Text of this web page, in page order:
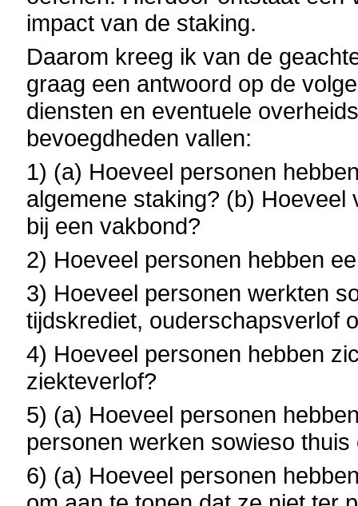
impact van de staking.
Daarom kreeg ik van de
graag een antwoord op de
diensten en eventuele
bevoegdheden vallen:
1) (a) Hoeveel personen
algemene staking? (b)
bij een vakbond?
2) Hoeveel personen hebben
3) Hoeveel personen werkten
tijdskrediet, ouderschapsverlof
4) Hoeveel personen hebben
ziekteverlof?
5) (a) Hoeveel personen
personen werken sowieso thuis
6) (a) Hoeveel personen